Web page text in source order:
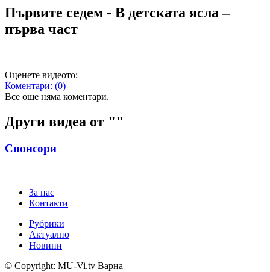
Първите седем - В детската ясла –
първа част
Оценете видеото:
Коментари: (0)
Все още няма коментари.
Други видеа от ""
Спонсори
За нас
Контакти
Рубрики
Актуално
Новини
© Copyright: MU-Vi.tv Варна